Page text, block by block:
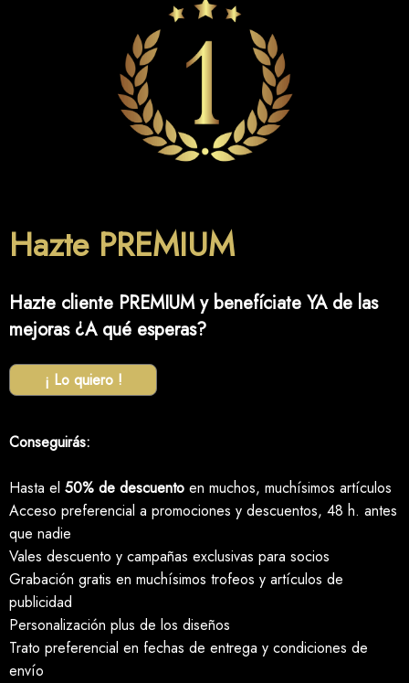
Hazte PREMIUM
Hazte cliente PREMIUM y benefíciate YA de las
mejoras ¿A qué esperas?
¡ Lo quiero !
Conseguirás:
Hasta el 50% de descuento en muchos, muchísimos artículos
Acceso preferencial a promociones y descuentos, 48 h. antes
que nadie
Vales descuento y campañas exclusivas para socios
Grabación gratis en muchísimos trofeos y artículos de
publicidad
Personalización plus de los diseños
Trato preferencial en fechas de entrega y condiciones de
envío